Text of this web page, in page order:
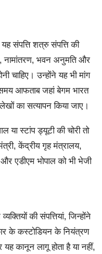
संपत्ति शत्रु संपत्ति की
नामांतरण, भवन अनुमति और
चाहिए। उन्होंने यह भी मांग
आफताब जहां बेगम भारत
का सत्यापन किया जाए।
या स्टांप ड्यूटी की चोरी तो
केंद्रीय गृह मंत्रालय,
एडीएम भोपाल को भी भेजी
की संपत्तियां, जिन्होंने
के कस्टोडियन के नियंत्रण
कानून लागू होता है या नहीं,